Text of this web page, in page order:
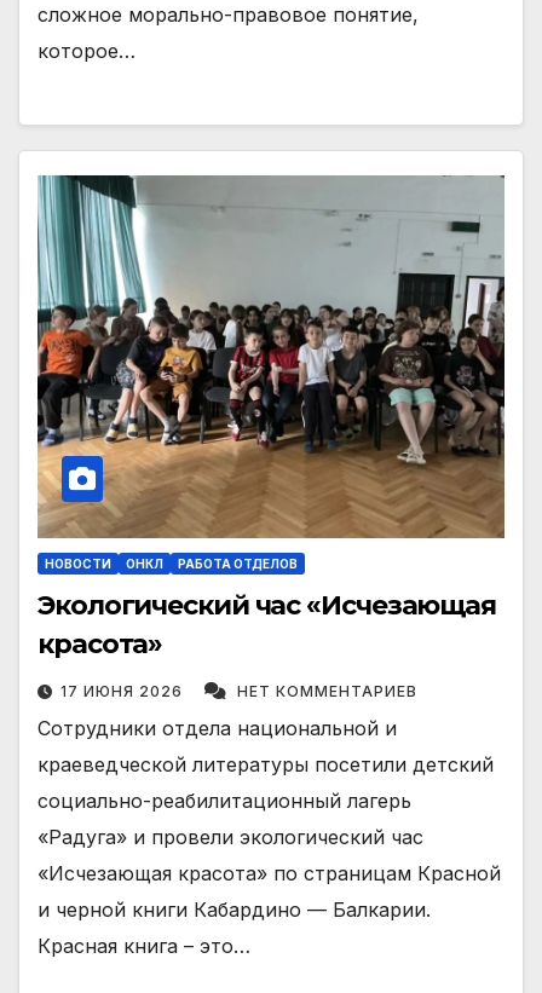
сложное морально-правовое понятие,
которое…
НОВОСТИ ОНКЛ РАБОТА ОТДЕЛОВ
Экологический час «Исчезающая
красота»
17 ИЮНЯ 2026 НЕТ КОММЕНТАРИЕВ
Сотрудники отдела национальной и
краеведческой литературы посетили детский
социально-реабилитационный лагерь
«Радуга» и провели экологический час
«Исчезающая красота» по страницам Красной
и черной книги Кабардино — Балкарии.
Красная книга – это…